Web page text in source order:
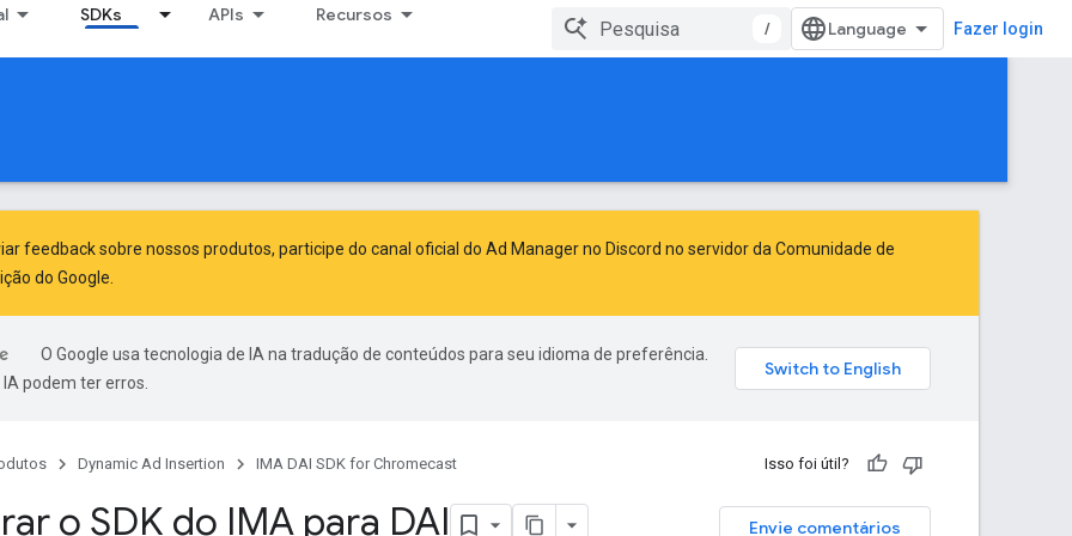
SDKs APIs Recursos
/ Fazer login
feedback sobre nossos produtos, participe do canal oficial do Ad Manager no Discord no servidor da Comunidade de
do Google
O Google usa tecnologia de IA na tradução de conteúdos para seu idioma de preferência.
podem ter erros.
Dynamic Ad Insertion IMA DAI SDK for Chromecast Isso foi útil?
Envie comentários
o SDK do IMA para DAI